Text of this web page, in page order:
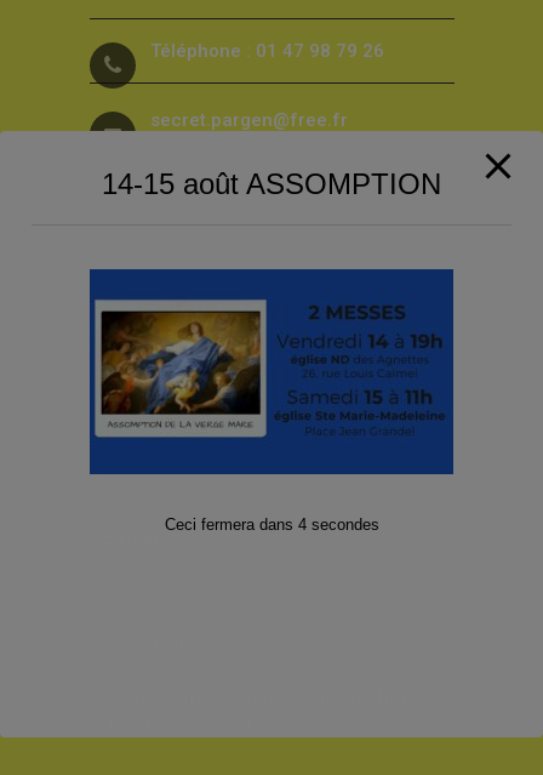
Téléphone : 01 47 98 79 26
secret.pargen@free.fr
Facebook TwitterInstagram
Abonnez-vous à notre Lettre
d’informations
14-15 août ASSOMPTION
Ceci fermera dans 3secondes